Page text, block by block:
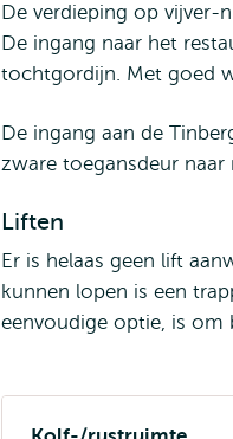
De verdieping op vijver-
De ingang naar het
tochtgordijn. Met goed
De ingang aan de
zware toegansdeur naar
Liften
Er is helaas geen lift
kunnen lopen is een
eenvoudige optie, is om